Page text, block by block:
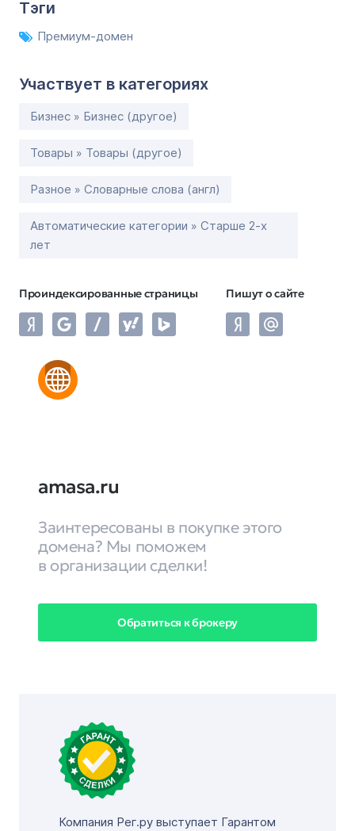
Тэги
Премиум-домен
Участвует в категориях
Бизнес » Бизнес (другое)
Товары » Товары (другое)
Разное » Словарные слова (англ)
Автоматические категории » Старше 2-х
лет
Проиндексированные страницы Пишут о сайте
amasa.ru
Заинтересованы в покупке этого
домена? Мы поможем
в организации сделки!
Обратиться к брокеру
Компания Рег.ру выступает Гарантом